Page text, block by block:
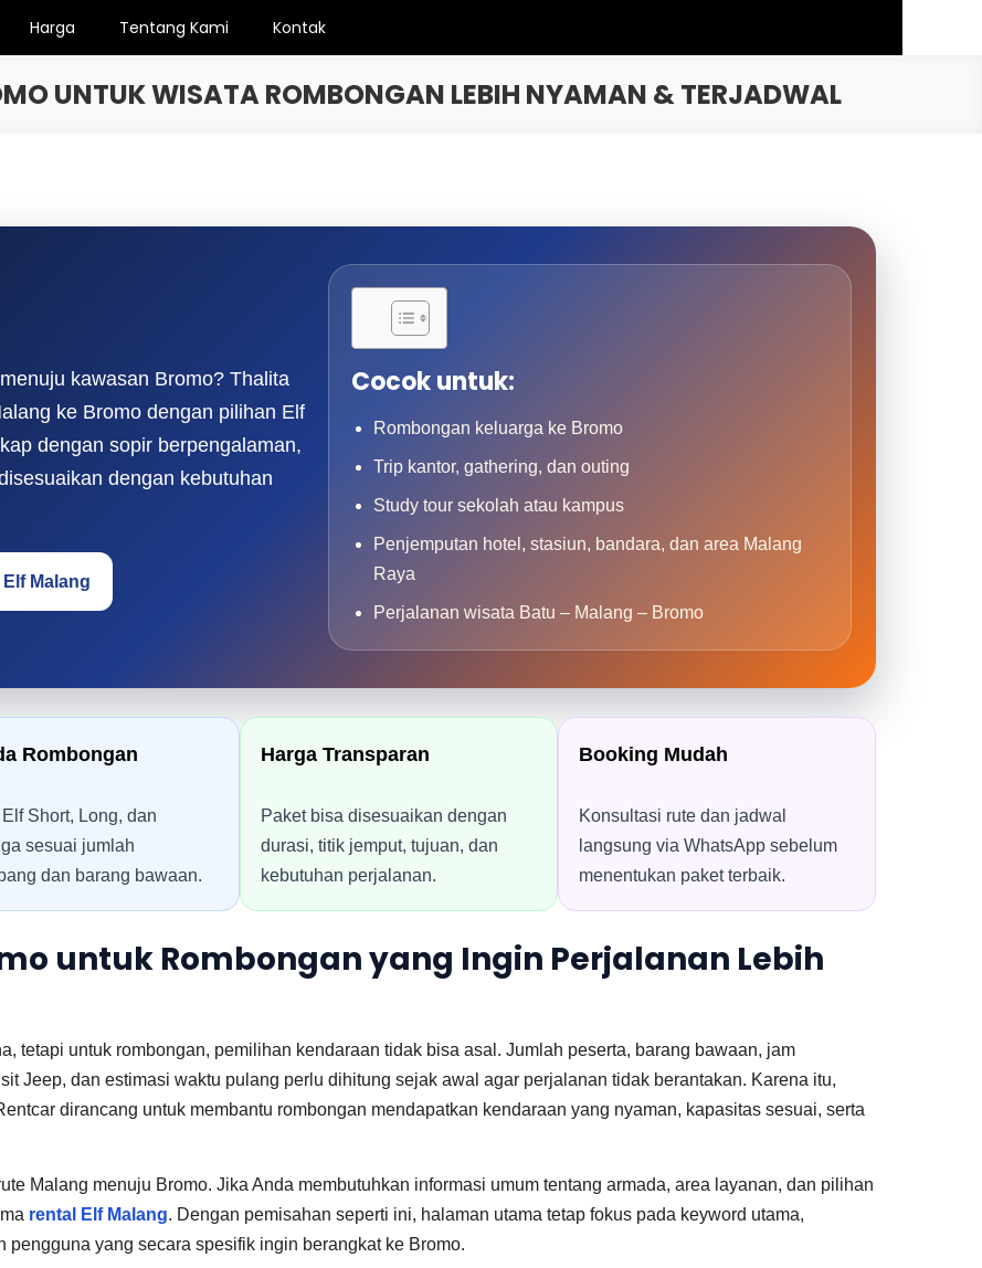
Harga Tentang Kami Kontak
UNTUK WISATA ROMBONGAN LEBIH NYAMAN & TERJADWAL
kawasan Bromo? Thalita
ke Bromo dengan pilihan Elf
dengan sopir berpengalaman,
dengan kebutuhan
Malang
Cocok untuk:
Rombongan keluarga ke Bromo
Trip kantor, gathering, dan outing
Study tour sekolah atau kampus
Penjemputan hotel, stasiun, bandara, dan area Malang
Raya
Perjalanan wisata Batu – Malang – Bromo
Rombongan
Short, Long, dan
sesuai jumlah
dan barang bawaan.
Harga Transparan
Paket bisa disesuaikan dengan
durasi, titik jemput, tujuan, dan
kebutuhan perjalanan.
Booking Mudah
Konsultasi rute dan jadwal
langsung via WhatsApp sebelum
menentukan paket terbaik.
untuk Rombongan yang Ingin Perjalanan Lebih
tetapi untuk rombongan, pemilihan kendaraan tidak bisa asal. Jumlah peserta, barang bawaan, jam
Jeep, dan estimasi waktu pulang perlu dihitung sejak awal agar perjalanan tidak berantakan. Karena itu,
dirancang untuk membantu rombongan mendapatkan kendaraan yang nyaman, kapasitas sesuai, serta
Malang menuju Bromo. Jika Anda membutuhkan informasi umum tentang armada, area layanan, dan pilihan
rental Elf Malang. Dengan pemisahan seperti ini, halaman utama tetap fokus pada keyword utama,
yang secara spesifik ingin berangkat ke Bromo.